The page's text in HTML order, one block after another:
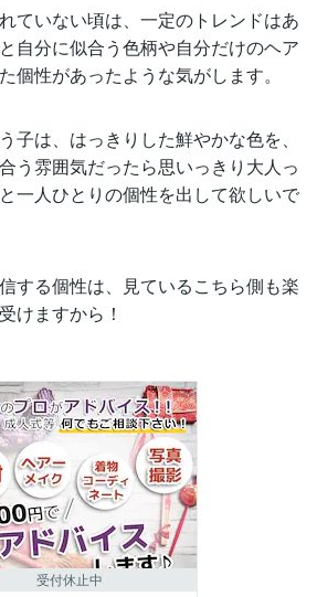
ていない頃は、一定のトレンドはあ
自分に似合う色柄や自分だけのヘア
個性があったような気がします。
子は、はっきりした鮮やかな色を、
う雰囲気だったら思いっきり大人っ
一人ひとりの個性を出して欲しいで
する個性は、見ているこちら側も楽
けますから！
受付休止中